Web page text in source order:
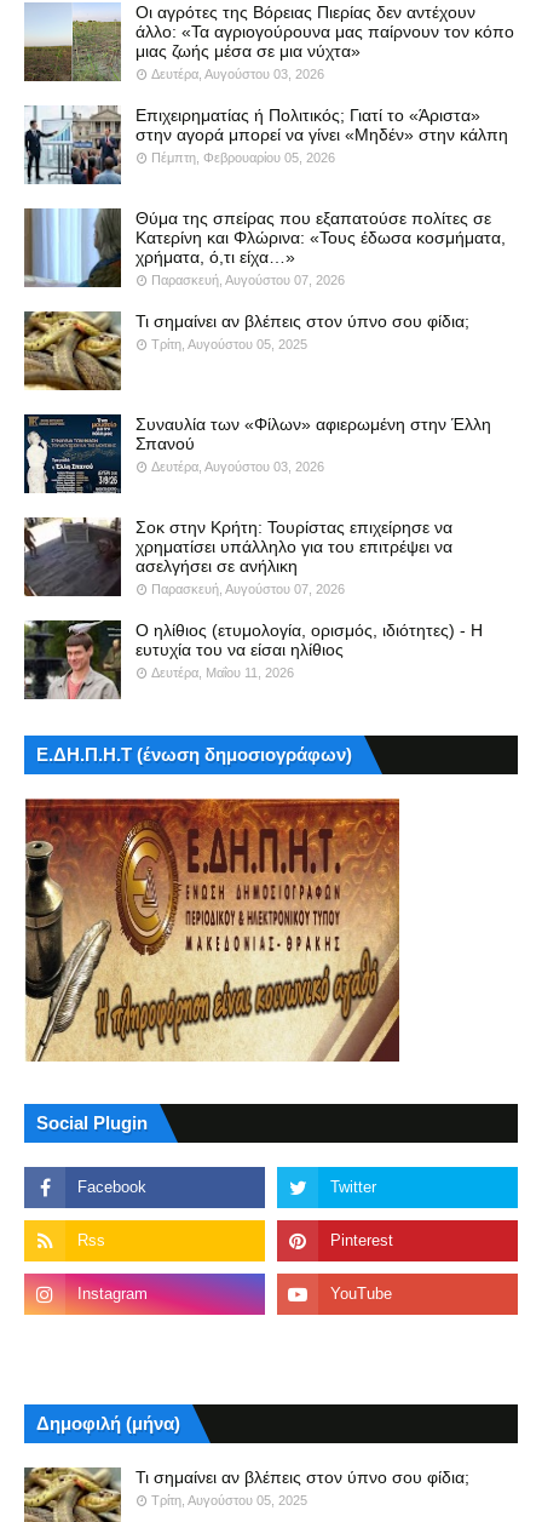
Οι αγρότες της Βόρειας Πιερίας δεν αντέχουν
άλλο: «Τα αγριογούρουνα μας παίρνουν τον κόπο
μιας ζωής μέσα σε μια νύχτα»
Δευτέρα, Αυγούστου 03, 2026
Επιχειρηματίας ή Πολιτικός; Γιατί το «Άριστα»
στην αγορά μπορεί να γίνει «Μηδέν» στην κάλπη
Πέμπτη, Φεβρουαρίου 05, 2026
Θύμα της σπείρας που εξαπατούσε πολίτες σε
Κατερίνη και Φλώρινα: «Τους έδωσα κοσμήματα,
χρήματα, ό,τι είχα…»
Παρασκευή, Αυγούστου 07, 2026
Τι σημαίνει αν βλέπεις στον ύπνο σου φίδια;
Τρίτη, Αυγούστου 05, 2025
Συναυλία των «Φίλων» αφιερωμένη στην Έλλη
Σπανού
Δευτέρα, Αυγούστου 03, 2026
Σοκ στην Κρήτη: Τουρίστας επιχείρησε να
χρηματίσει υπάλληλο για του επιτρέψει να
ασελγήσει σε ανήλικη
Παρασκευή, Αυγούστου 07, 2026
Ο ηλίθιος (ετυμολογία, ορισμός, ιδιότητες) - Η
ευτυχία του να είσαι ηλίθιος
Δευτέρα, Μαΐου 11, 2026
Ε.ΔΗ.Π.Η.Τ (ένωση δημοσιογράφων)
Social Plugin
Δημοφιλή (μήνα)
Τι σημαίνει αν βλέπεις στον ύπνο σου φίδια;
Τρίτη, Αυγούστου 05, 2025